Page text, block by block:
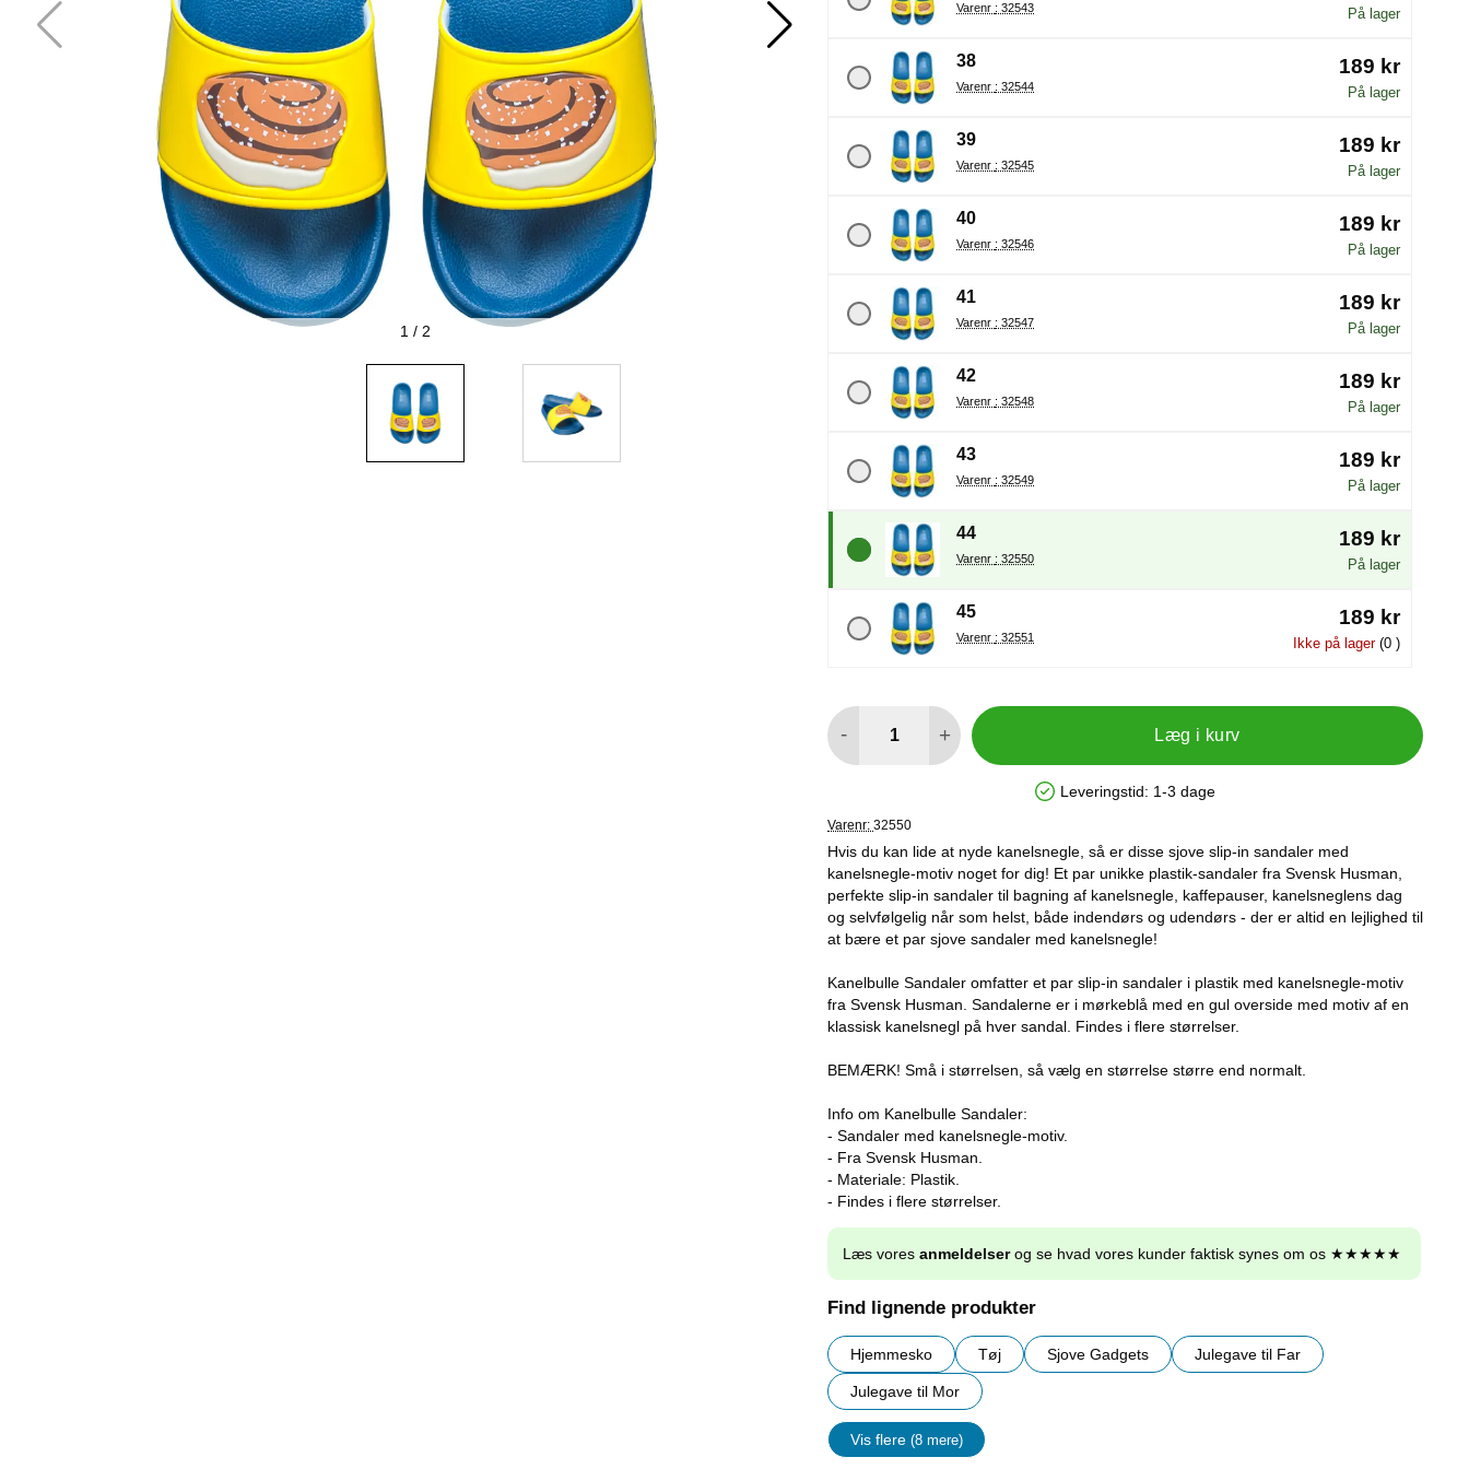
1 / 2
Varenr : 32543 På lager
38
Varenr : 32544
189 kr
På lager
39
Varenr : 32545
189 kr
På lager
40
Varenr : 32546
189 kr
På lager
41
Varenr : 32547
189 kr
På lager
42
Varenr : 32548
189 kr
På lager
43
Varenr : 32549
189 kr
På lager
44
Varenr : 32550
189 kr
På lager
45
Varenr : 32551
189 kr
Ikke på lager(0 )
- + Læg i kurv
Produkttilgængelighed: På lager
Leveringstid: 1-3 dage
Varenr: 32550
Hvis du kan lide at nyde kanelsnegle, så er disse sjove slip-in sandaler med
kanelsnegle-motiv noget for dig! Et par unikke plastik-sandaler fra Svensk Husman,
perfekte slip-in sandaler til bagning af kanelsnegle, kaffepauser, kanelsneglens dag
og selvfølgelig når som helst, både indendørs og udendørs - der er altid en lejlighed til
at bære et par sjove sandaler med kanelsnegle!
Kanelbulle Sandaler omfatter et par slip-in sandaler i plastik med kanelsnegle-motiv
fra Svensk Husman. Sandalerne er i mørkeblå med en gul overside med motiv af en
klassisk kanelsnegl på hver sandal. Findes i flere størrelser.
BEMÆRK! Små i størrelsen, så vælg en størrelse større end normalt.
Info om Kanelbulle Sandaler:
- Sandaler med kanelsnegle-motiv.
- Fra Svensk Husman.
- Materiale: Plastik.
- Findes i flere størrelser.
Læs vores anmeldelserog se hvad vores kunder faktisk synes om os ★★★★★
Find lignende produkter
Hjemmesko Tøj Sjove Gadgets Julegave til Far
Julegave til Mor
Vis flere (8 mere)
Egenskaper